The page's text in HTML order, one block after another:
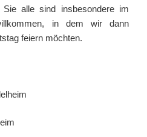
alle sind insbesondere im
in dem wir dann
feiern möchten.